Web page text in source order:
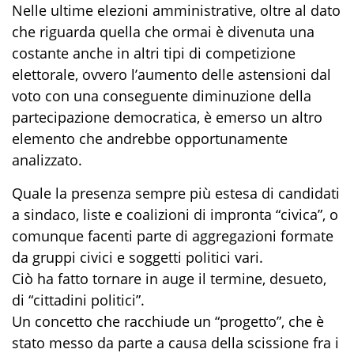
Nelle ultime elezioni amministrative, oltre al dato
che riguarda quella che ormai è divenuta una
costante anche in altri tipi di competizione
elettorale, ovvero l’aumento delle astensioni dal
voto con una conseguente diminuzione della
partecipazione democratica, è emerso un altro
elemento che andrebbe opportunamente
analizzato.
Quale la presenza sempre più estesa di candidati
a sindaco, liste e coalizioni di impronta “civica”, o
comunque facenti parte di aggregazioni formate
da gruppi civici e soggetti politici vari.
Ciò ha fatto tornare in auge il termine, desueto,
di “cittadini politici”.
Un concetto che racchiude un “progetto”, che è
stato messo da parte a causa della scissione fra i